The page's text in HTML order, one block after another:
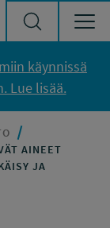
käynnissä
Lue lisää.
AINEET
JA